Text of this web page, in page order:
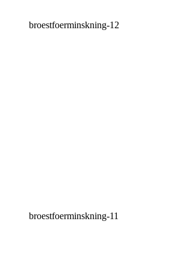
broestfoerminskning-12
broestfoerminskning-11